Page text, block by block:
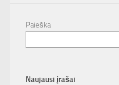
Paieška
Naujausi įrašai